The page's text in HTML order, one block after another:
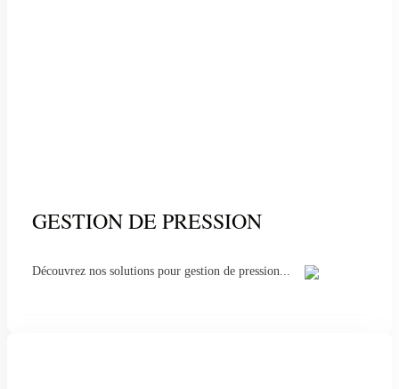
GESTION DE PRESSION
Découvrez nos solutions pour gestion de pression...